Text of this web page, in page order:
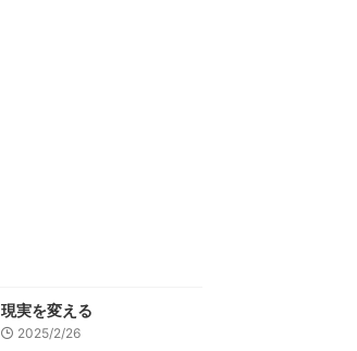
現実を変える
2025/2/26